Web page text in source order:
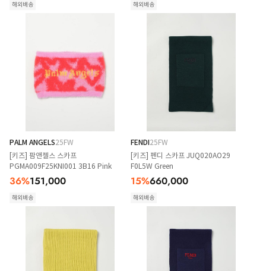
해외배송 해외배송
PALM ANGELS25FW
[키즈] 팜앤젤스 스카프
PGMA009F25KNI001 3B16 Pink
36%151,000
해외배송
FENDI25FW
[키즈] 펜디 스카프 JUQ020AO29
F0L5W Green
15%660,000
해외배송